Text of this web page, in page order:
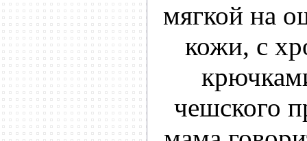
мягкой на
кожи, с
чешского